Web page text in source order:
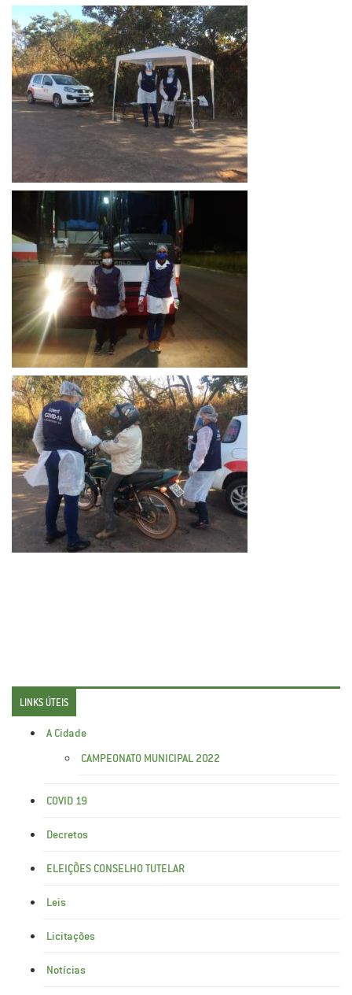
LINKS ÚTEIS
A Cidade
CAMPEONATO MUNICIPAL 2022
COVID 19
Decretos
ELEIÇÕES CONSELHO TUTELAR
Leis
Licitações
Notícias